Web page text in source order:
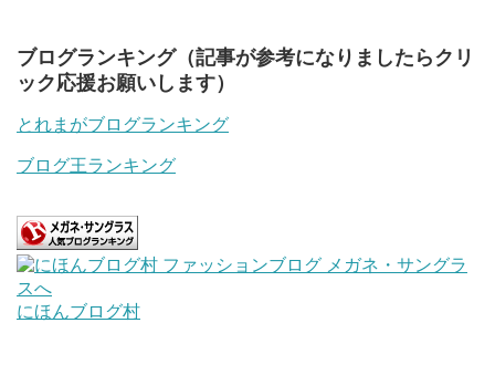
ブログランキング（記事が参考になりましたらクリ
ック応援お願いします）
とれまがブログランキング
ブログ王ランキング
にほんブログ村